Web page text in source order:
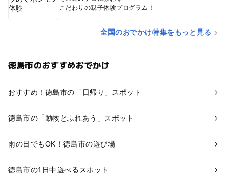
こだわりの親子体験プログラム！
全国のおでかけ特集をもっと見る
徳島市のおすすめおでかけ
おすすめ！徳島市の「日帰り」スポット
徳島市の「動物とふれあう」スポット
雨の日でもOK！徳島市の遊び場
徳島市の1日中遊べるスポット